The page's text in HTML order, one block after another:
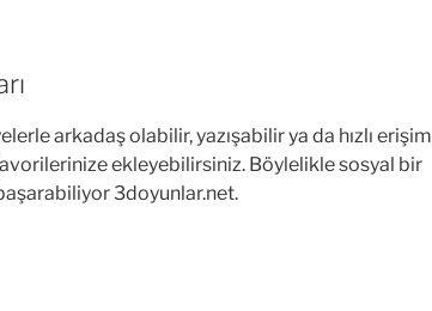
arkadaş olabilir, yazışabilir ya da hızlı erişim
ekleyebilirsiniz. Böylelikle sosyal bir
3doyunlar.net.